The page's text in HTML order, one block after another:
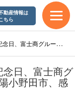
山口県、山陽小野田市、感謝、60周年
念日、富士商グ
小野田市、感
動産情報は
ちら